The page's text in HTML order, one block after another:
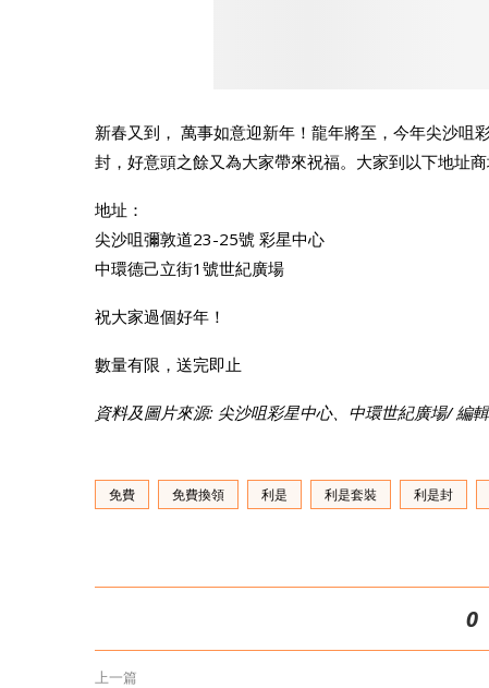
新春又到， 萬事如意迎新年！龍年將至，今年尖沙咀
封，好意頭之餘又為大家帶來祝福。大家到以下地址
地址：
尖沙咀彌敦道23-25號 彩星中心
中環德己立街1號世紀廣場
祝大家過個好年！
數量有限，送完即止
資料及圖片來源: 尖沙咀彩星中心、中環世紀廣場/ 編
免費 免費換領 利是 利是套裝 利是封
0
上一篇